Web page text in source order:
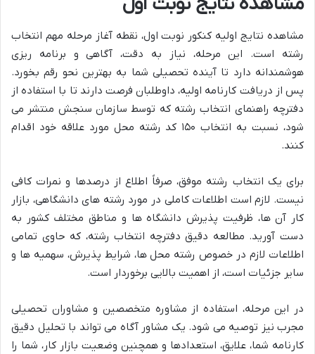
مشاهده نتایج اولیه کنکور نوبت اول، نقطه آغاز مرحله مهم انتخاب
رشته است. این مرحله، نیاز به دقت، آگاهی و برنامه ریزی
هوشمندانه دارد تا آینده تحصیلی شما به بهترین نحو رقم بخورد.
پس از دریافت کارنامه اولیه، داوطلبان فرصت دارند تا با استفاده از
دفترچه راهنمای انتخاب رشته که توسط سازمان سنجش منتشر می
شود، نسبت به انتخاب ۱۵۰ کد رشته محل مورد علاقه خود اقدام
کنند.
برای یک انتخاب رشته موفق، صرفاً اطلاع از درصدها و نمرات کافی
نیست. لازم است اطلاعات کاملی در مورد رشته های دانشگاهی، بازار
کار آن ها، ظرفیت پذیرش دانشگاه ها و مناطق مختلف کشور به
دست آورید. مطالعه دقیق دفترچه انتخاب رشته، که حاوی تمامی
اطلاعات لازم در خصوص رشته محل ها، شرایط پذیرش، سهمیه ها و
سایر جزئیات است، از اهمیت بالایی برخوردار است.
در این مرحله، استفاده از مشاوره متخصصین و مشاوران تحصیلی
مجرب نیز توصیه می شود. یک مشاور آگاه می تواند با تحلیل دقیق
کارنامه شما، علایق، استعدادها و همچنین وضعیت بازار کار، شما را